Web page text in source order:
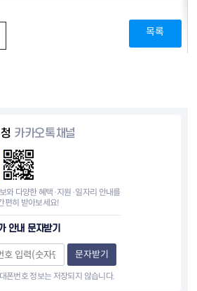
목록
카카오톡채널
와 다양한 혜택·지원·일자리 안내를
편히 받아보세요!
안내 문자받기
문자받기
폰번호 정보는 저장되지 않습니다.